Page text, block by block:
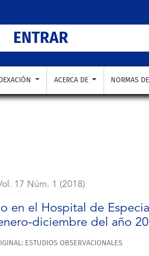
ENTRAR
ACERCA DE NORMAS
17 Núm. 1 (2018)
en el Hospital de
diciembre del año
ESTUDIOS OBSERVACIONALES